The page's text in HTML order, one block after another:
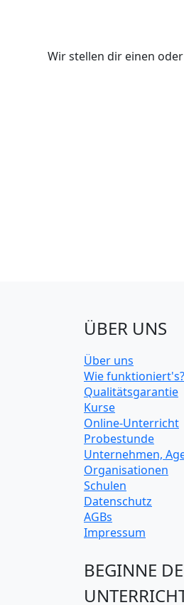
Wir stellen dir einen
ÜBER UNS
Über uns
Wie funktioniert's?
Qualitätsgarantie
Kurse
Online-Unterricht
Probestunde
Unternehmen,
Organisationen
Schulen
Datenschutz
AGBs
Impressum
BEGINNE